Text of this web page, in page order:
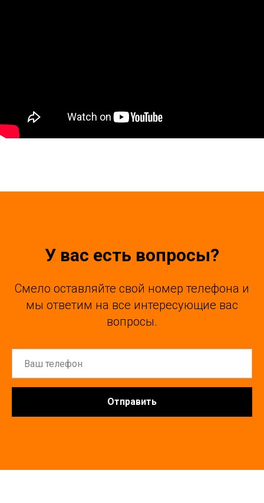
У вас есть вопросы?
Смело оставляйте свой номер телефона и
мы ответим на все интересующие вас
вопросы.
Отправить